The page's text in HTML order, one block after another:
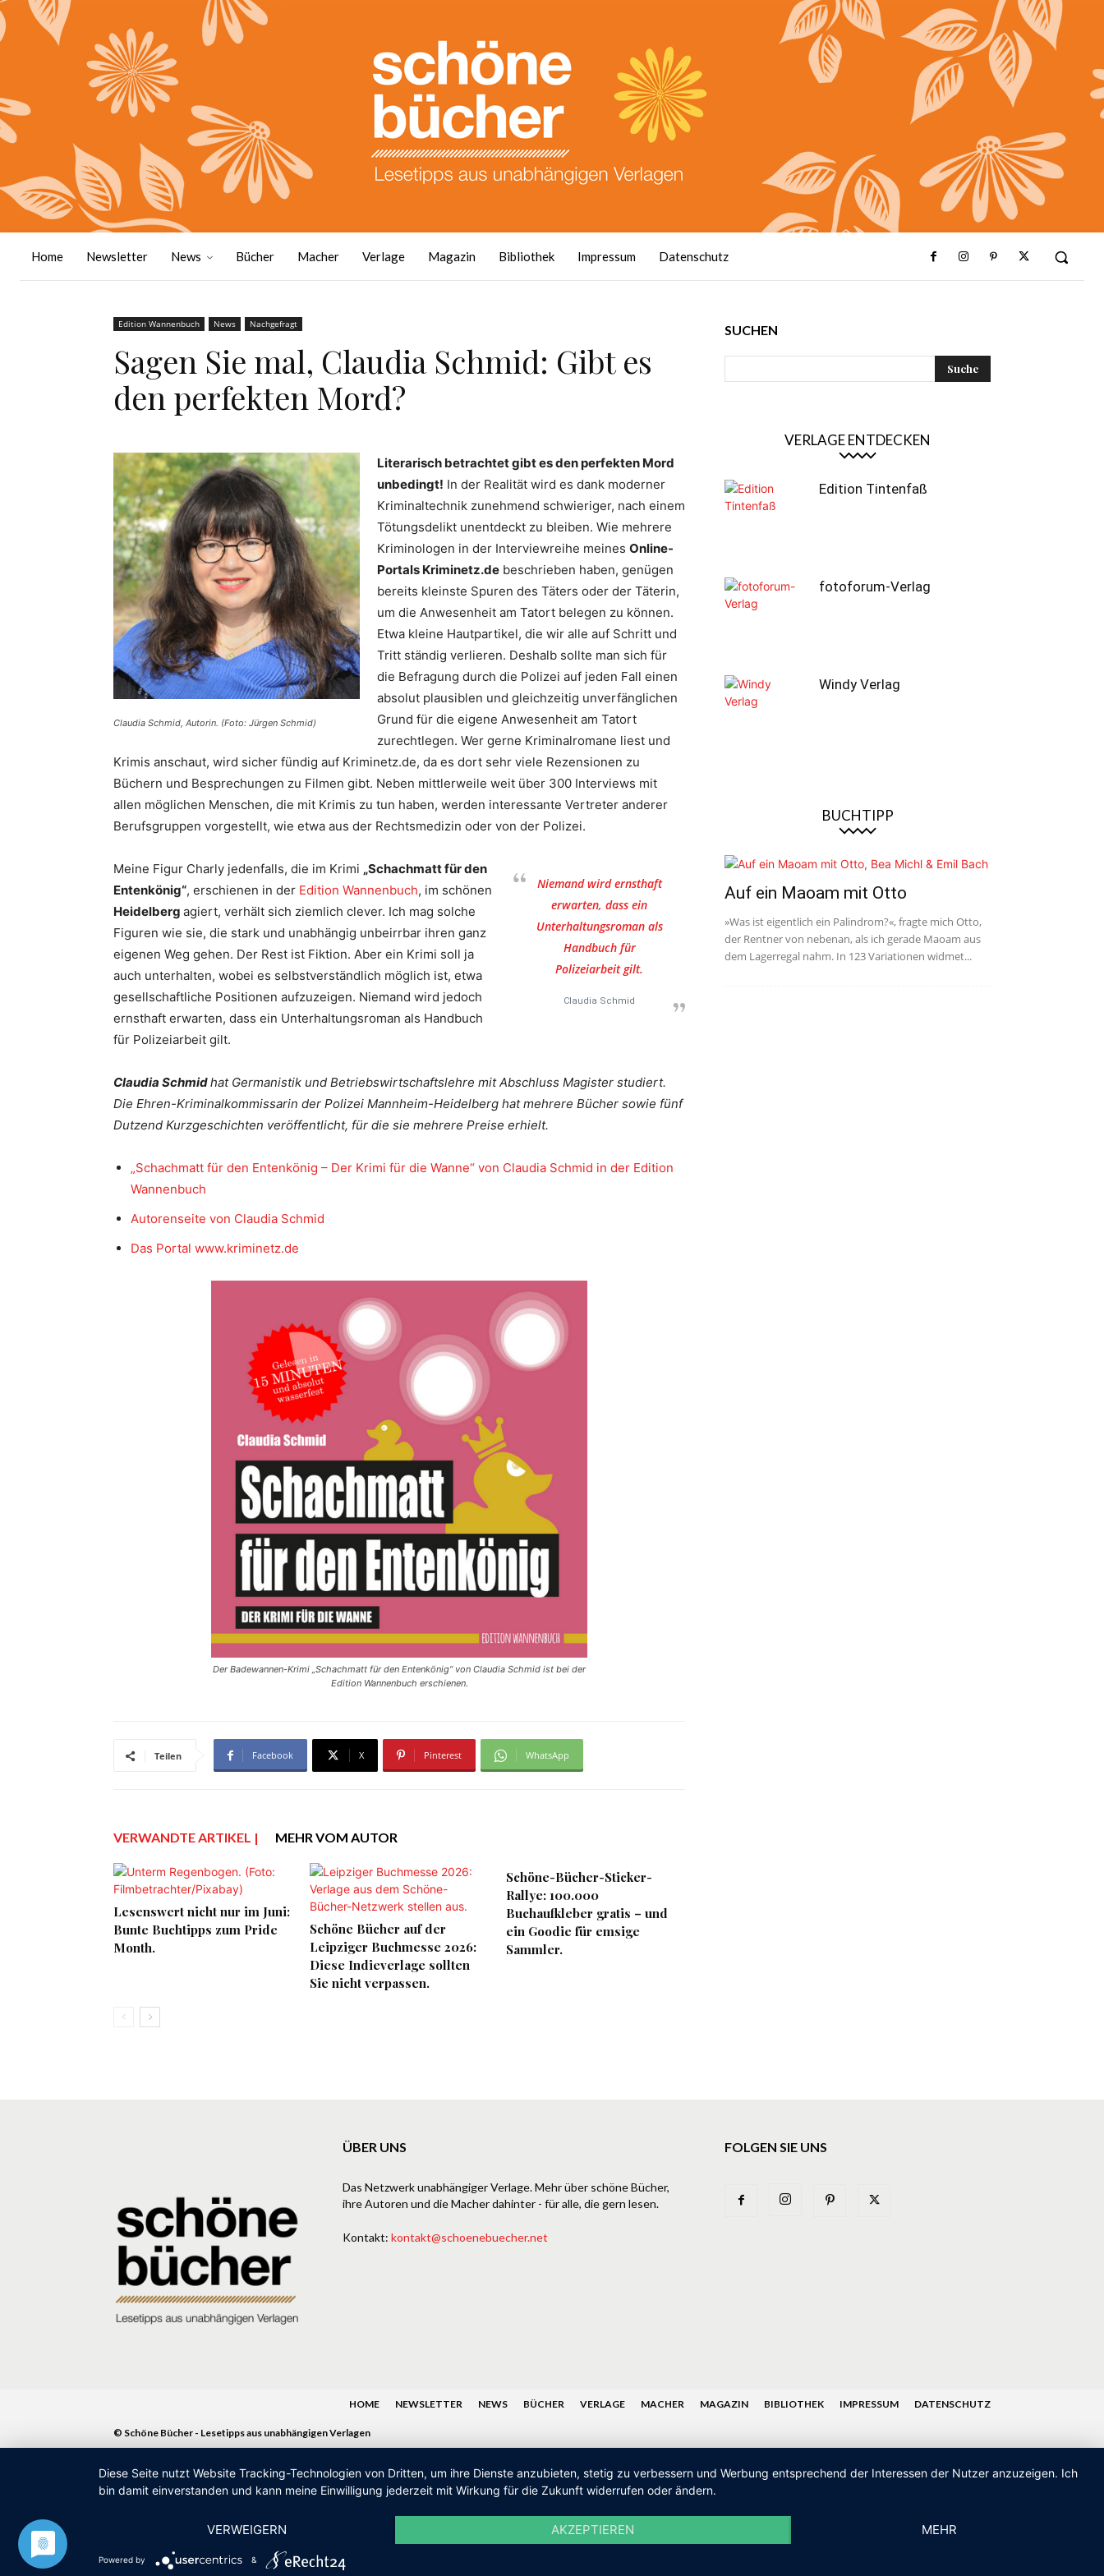
Home Newsletter News Bücher Macher Verlage Magazin Bibliothek Impressum Datenschutz
Edition Wannenbuch News Nachgefragt
Sagen Sie mal, Claudia Schmid: Gibt es
den perfekten Mord?
Claudia Schmid, Autorin. (Foto: Jürgen Schmid)
Literarisch betrachtet gibt es den perfekten Mord
unbedingt! In der Realität wird es dank moderner
Kriminaltechnik zunehmend schwieriger, nach einem
Tötungsdelikt unentdeckt zu bleiben. Wie mehrere
Kriminologen in der Interviewreihe meines Online-
Portals Kriminetz.de beschrieben haben, genügen
bereits kleinste Spuren des Täters oder der Täterin,
um die Anwesenheit am Tatort belegen zu können.
Etwa kleine Hautpartikel, die wir alle auf Schritt und
Tritt ständig verlieren. Deshalb sollte man sich für
die Befragung durch die Polizei auf jeden Fall einen
absolut plausiblen und gleichzeitig unverfänglichen
Grund für die eigene Anwesenheit am Tatort
zurechtlegen. Wer gerne Kriminalromane liest und
Krimis anschaut, wird sicher fündig auf Kriminetz.de, da es dort sehr viele Rezensionen zu
Büchern und Besprechungen zu Filmen gibt. Neben mittlerweile weit über 300 Interviews mit
allen möglichen Menschen, die mit Krimis zu tun haben, werden interessante Vertreter anderer
Berufsgruppen vorgestellt, wie etwa aus der Rechtsmedizin oder von der Polizei.
Niemand wird ernsthaft
erwarten, dass ein
Unterhaltungsroman als
Handbuch für
Polizeiarbeit gilt.
Claudia Schmid
Meine Figur Charly jedenfalls, die im Krimi „Schachmatt für den
Entenkönig“, erschienen in der Edition Wannenbuch, im schönen
Heidelberg agiert, verhält sich ziemlich clever. Ich mag solche
Figuren wie sie, die stark und unabhängig unbeirrbar ihren ganz
eigenen Weg gehen. Der Rest ist Fiktion. Aber ein Krimi soll ja
auch unterhalten, wobei es selbstverständlich möglich ist, etwa
gesellschaftliche Positionen aufzuzeigen. Niemand wird jedoch
ernsthaft erwarten, dass ein Unterhaltungsroman als Handbuch
für Polizeiarbeit gilt.
Claudia Schmidhat Germanistik und Betriebswirtschaftslehre mit Abschluss Magister studiert.
Die Ehren-Kriminalkommissarin der Polizei Mannheim-Heidelberg hat mehrere Bücher sowie fünf
Dutzend Kurzgeschichten veröffentlicht, für die sie mehrere Preise erhielt.
„Schachmatt für den Entenkönig – Der Krimi für die Wanne“ von Claudia Schmid in der Edition
Wannenbuch
Autorenseite von Claudia Schmid
Das Portal www.kriminetz.de
Der Badewannen-Krimi „Schachmatt für den Entenkönig“ von Claudia Schmid ist bei der
Edition Wannenbuch erschienen.
Teilen Facebook X Pinterest WhatsApp
VERWANDTE ARTIKEL | MEHR VOM AUTOR
Lesenswert nicht nur im Juni:
Bunte Buchtipps zum Pride
Month.
Schöne Bücher auf der
Leipziger Buchmesse 2026:
Diese Indieverlage sollten
Sie nicht verpassen.
Schöne-Bücher-Sticker-
Rallye: 100.000
Buchaufkleber gratis – und
ein Goodie für emsige
Sammler.
SUCHEN
VERLAGE ENTDECKEN
Edition Tintenfaß
fotoforum-Verlag
Windy Verlag
BUCHTIPP
Auf ein Maoam mit Otto
»Was ist eigentlich ein Palindrom?«, fragte mich Otto,
der Rentner von nebenan, als ich gerade Maoam aus
dem Lagerregal nahm. In 123 Variationen widmet...
ÜBER UNS
Das Netzwerk unabhängiger Verlage. Mehr über schöne Bücher,
ihre Autoren und die Macher dahinter - für alle, die gern lesen.
Kontakt: kontakt@schoenebuecher.net
FOLGEN SIE UNS
HOME NEWSLETTER NEWS BÜCHER VERLAGE MACHER MAGAZIN BIBLIOTHEK IMPRESSUM DATENSCHUTZ
© Schöne Bücher - Lesetipps aus unabhängigen Verlagen
Diese Seite nutzt Website Tracking-Technologien von Dritten, um ihre Dienste anzubieten, stetig zu verbessern und Werbung entsprechend der Interessen der Nutzer anzuzeigen. Ich
bin damit einverstanden und kann meine Einwilligung jederzeit mit Wirkung für die Zukunft widerrufen oder ändern.
VERWEIGERN AKZEPTIEREN MEHR
Powered by &